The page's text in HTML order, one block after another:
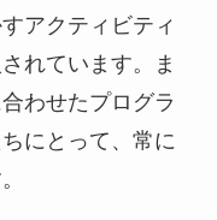
アクティビティ
れています。ま
わせたプログラ
にとって、常に